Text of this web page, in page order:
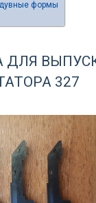
формы
ДЛЯ
327